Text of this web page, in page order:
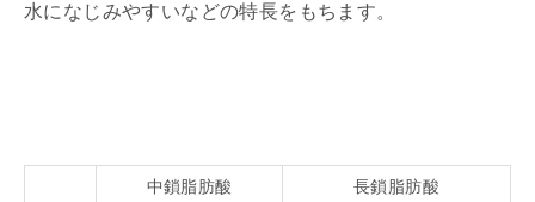
水になじみやすいなどの特長をもちます。
中鎖脂肪酸 長鎖脂肪酸